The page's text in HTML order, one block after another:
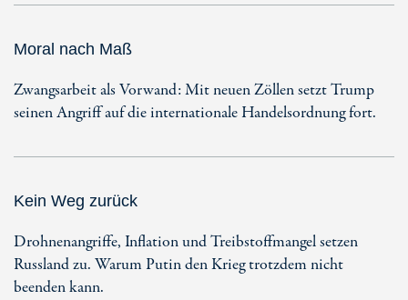
Moral nach Maß
Zwangsarbeit als Vorwand: Mit neuen Zöllen setzt Trump
seinen Angriff auf die internationale Handelsordnung fort.
Kein Weg zurück
Drohnenangriffe, Inflation und Treibstoffmangel setzen
Russland zu. Warum Putin den Krieg trotzdem nicht
beenden kann.